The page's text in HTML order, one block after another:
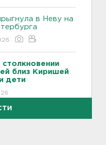
в Неву на
близ Киришей
дети